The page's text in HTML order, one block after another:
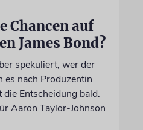
Chancen auf
James Bond?
spekuliert, wer der
nach Produzentin
Entscheidung bald.
Aaron Taylor-Johnson